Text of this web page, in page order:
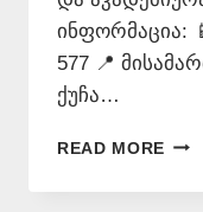
ინფორმაცია:
577 📍
ქუჩა…
READ MORE
–